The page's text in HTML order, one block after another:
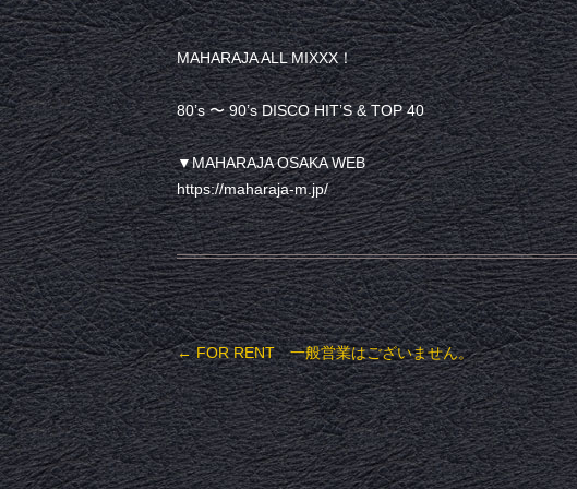
MAHARAJA ALL MIXXX！
80’s 〜 90’s DISCO HIT’S & TOP 40
▼MAHARAJA OSAKA WEB
https://maharaja-m.jp/
投稿ナビゲーション
←FOR RENT 一般営業はございません。